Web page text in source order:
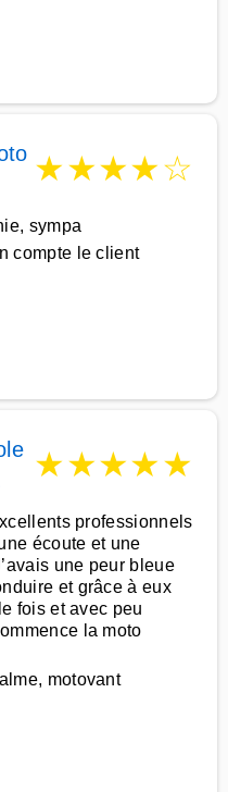
★★★★☆
sympa
compte le client
★★★★★
professionnels
écoute et une
une peur bleue
et grâce à eux
fois et avec peu
la moto
motovant